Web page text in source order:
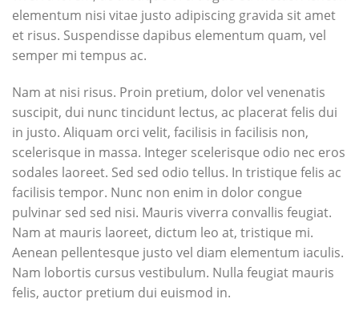
elementum nisi vitae justo adipiscing gravida sit amet
et risus. Suspendisse dapibus elementum quam, vel
semper mi tempus ac.
Nam at nisi risus. Proin pretium, dolor vel venenatis
suscipit, dui nunc tincidunt lectus, ac placerat felis dui
in justo. Aliquam orci velit, facilisis in facilisis non,
scelerisque in massa. Integer scelerisque odio nec eros
sodales laoreet. Sed sed odio tellus. In tristique felis ac
facilisis tempor. Nunc non enim in dolor congue
pulvinar sed sed nisi. Mauris viverra convallis feugiat.
Nam at mauris laoreet, dictum leo at, tristique mi.
Aenean pellentesque justo vel diam elementum iaculis.
Nam lobortis cursus vestibulum. Nulla feugiat mauris
felis, auctor pretium dui euismod in.